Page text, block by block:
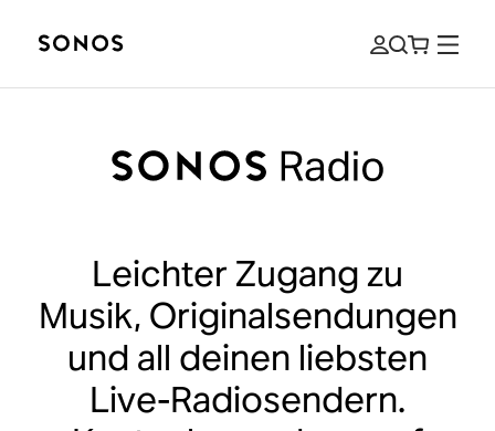
Leichter Zugang zu
Musik, Originalsendungen
und all deinen liebsten
Live-Radiosendern.